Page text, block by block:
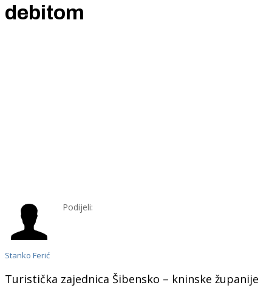
debitom
Stanko Ferić
Podijeli:
Turistička zajednica Šibensko – kninske županije